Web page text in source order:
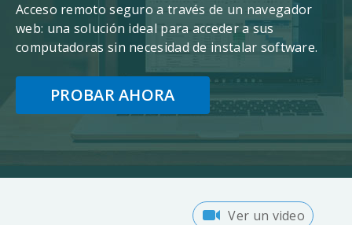
Acceso remoto seguro a través de un navegador
web: una solución ideal para acceder a sus
computadoras sin necesidad de instalar software.
PROBAR AHORA
Ver un video